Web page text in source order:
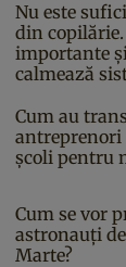
Nu este
din copilărie.
importante
calmează
Cum au
antreprenori
școli pentru
Cum se vor
astronauți
Marte?